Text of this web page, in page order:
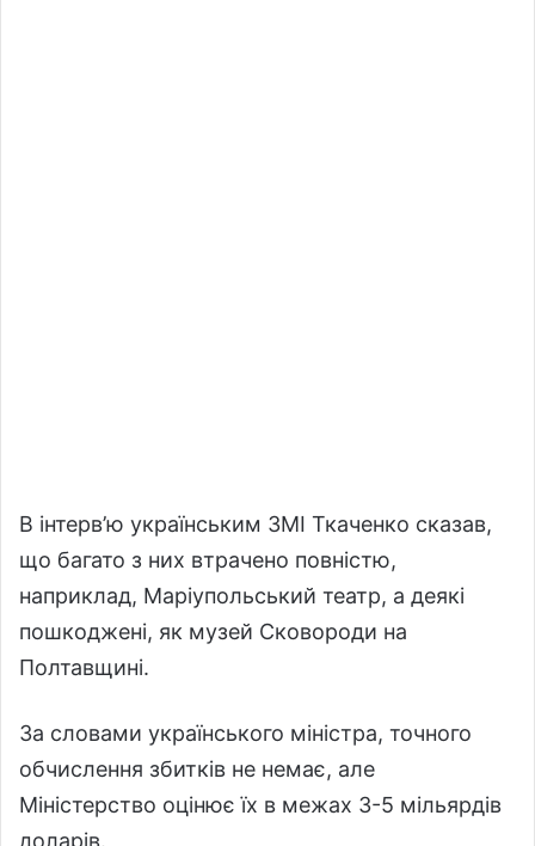
В інтерв’ю українським ЗМІ Ткаченко сказав,
що багато з них втрачено повністю,
наприклад, Маріупольський театр, а деякі
пошкоджені, як музей Сковороди на
Полтавщині.
За словами українського міністра, точного
обчислення збитків не немає, але
Міністерство оцінює їх в межах 3-5 мільярдів
доларів.